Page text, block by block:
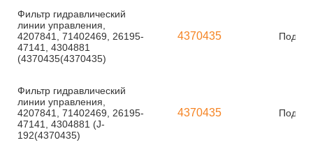
Фильтр гидравлический
линии управления,
4207841, 71402469, 26195-
47141, 4304881
(4370435(4370435)
4370435 Под
Фильтр гидравлический
линии управления,
4207841, 71402469, 26195-
47141, 4304881 (J-
192(4370435)
4370435 Под